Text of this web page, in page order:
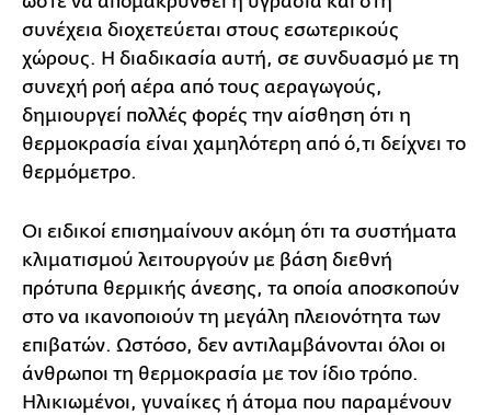
συνέχεια διοχετεύεται στους εσωτερικούς
χώρους. Η διαδικασία αυτή, σε συνδυασμό με τη
συνεχή ροή αέρα από τους αεραγωγούς,
δημιουργεί πολλές φορές την αίσθηση ότι η
θερμοκρασία είναι χαμηλότερη από ό,τι δείχνει το
θερμόμετρο.
Οι ειδικοί επισημαίνουν ακόμη ότι τα συστήματα
κλιματισμού λειτουργούν με βάση διεθνή
πρότυπα θερμικής άνεσης, τα οποία αποσκοπούν
στο να ικανοποιούν τη μεγάλη πλειονότητα των
επιβατών. Ωστόσο, δεν αντιλαμβάνονται όλοι οι
άνθρωποι τη θερμοκρασία με τον ίδιο τρόπο.
Ηλικιωμένοι, γυναίκες ή άτομα που παραμένουν